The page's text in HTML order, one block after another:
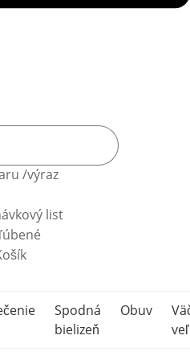
/výraz
list
Spodná
bielizeň
Obuv